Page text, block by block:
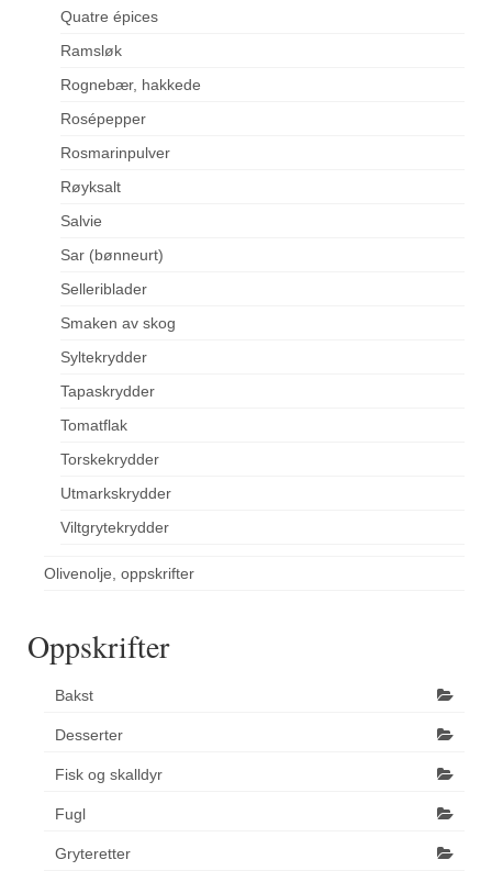
Quatre épices
Ramsløk
Rognebær, hakkede
Rosépepper
Rosmarinpulver
Røyksalt
Salvie
Sar (bønneurt)
Selleriblader
Smaken av skog
Syltekrydder
Tapaskrydder
Tomatflak
Torskekrydder
Utmarkskrydder
Viltgrytekrydder
Olivenolje, oppskrifter
Oppskrifter
Bakst
Desserter
Fisk og skalldyr
Fugl
Gryteretter